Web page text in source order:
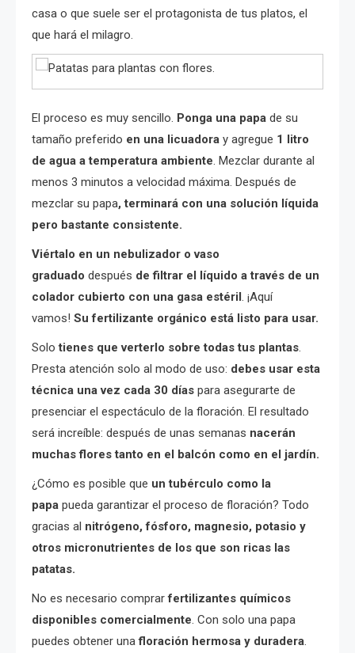
casa o que suele ser el protagonista de tus platos, el
que hará el milagro.
El proceso es muy sencillo. Ponga una papa de su
tamaño preferido en una licuadora y agregue 1 litro
de agua a temperatura ambiente. Mezclar durante al
menos 3 minutos a velocidad máxima. Después de
mezclar su papa, terminará con una solución líquida
pero bastante consistente.
Viértalo en un nebulizador o vaso
graduado después de filtrar el líquido a través de un
colador cubierto con una gasa estéril. ¡Aquí
vamos! Su fertilizante orgánico está listo para usar.
Solotienes que verterlo sobre todas tus plantas.
Presta atención solo al modo de uso: debes usar esta
técnica una vez cada 30 días para asegurarte de
presenciar el espectáculo de la floración. El resultado
será increíble: después de unas semanas nacerán
muchas flores tanto en el balcón como en el jardín.
¿Cómo es posible que un tubérculo como la
papa pueda garantizar el proceso de floración? Todo
gracias al nitrógeno, fósforo, magnesio, potasio y
otros micronutrientes de los que son ricas las
patatas.
No es necesario comprarfertilizantes químicos
disponibles comercialmente. Con solo una papa
puedes obtener unafloración hermosa y duradera.